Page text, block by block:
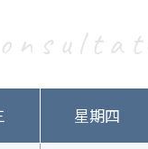
星期四